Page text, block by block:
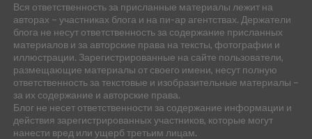
Вся ответственность за присланные материалы лежит на
авторах – участниках блога и на пи-ар агентствах. Держатели
блога не несут ответственность за содержание присланных
материалов и за авторские права на тексты, фотографии и
иллюстрации. Зарегистрированные на сайте пользователи,
размещающие материалы от своего имени, несут полную
ответственность за текстовые и изобразительные материалы –
за их содержание и авторские права.
Блог не несет ответственности за содержание информации и
действия зарегистрированных участников, которые могут
нанести вред или ущерб третьим лицам.